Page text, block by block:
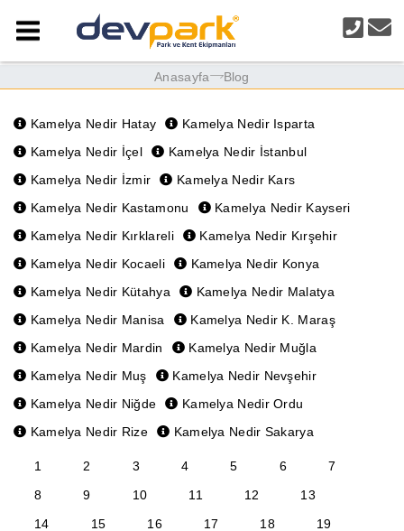
Anasayfa Blog
Kamelya Nedir Hatay
Kamelya Nedir Isparta
Kamelya Nedir İçel
Kamelya Nedir İstanbul
Kamelya Nedir İzmir
Kamelya Nedir Kars
Kamelya Nedir Kastamonu
Kamelya Nedir Kayseri
Kamelya Nedir Kırklareli
Kamelya Nedir Kırşehir
Kamelya Nedir Kocaeli
Kamelya Nedir Konya
Kamelya Nedir Kütahya
Kamelya Nedir Malatya
Kamelya Nedir Manisa
Kamelya Nedir K. Maraş
Kamelya Nedir Mardin
Kamelya Nedir Muğla
Kamelya Nedir Muş
Kamelya Nedir Nevşehir
Kamelya Nedir Niğde
Kamelya Nedir Ordu
Kamelya Nedir Rize
Kamelya Nedir Sakarya
1 2 3 4 5 6
7
8
9 10 11 12
13
14
15 16 17 18
19